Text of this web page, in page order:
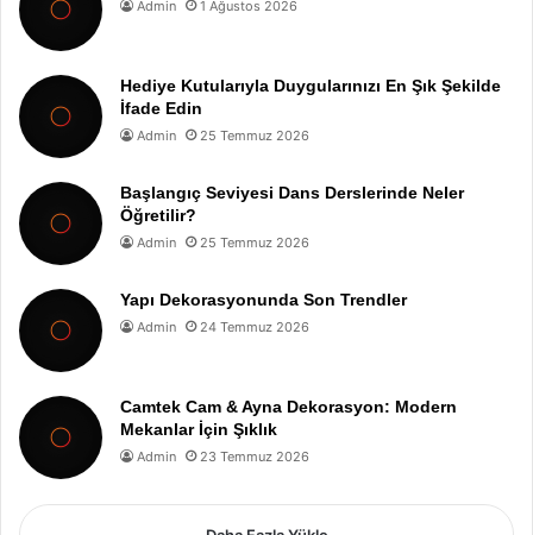
Admin 1 Ağustos 2026
Hediye Kutularıyla Duygularınızı En Şık Şekilde
İfade Edin
Admin 25 Temmuz 2026
Başlangıç Seviyesi Dans Derslerinde Neler
Öğretilir?
Admin 25 Temmuz 2026
Yapı Dekorasyonunda Son Trendler
Admin 24 Temmuz 2026
Camtek Cam & Ayna Dekorasyon: Modern
Mekanlar İçin Şıklık
Admin 23 Temmuz 2026